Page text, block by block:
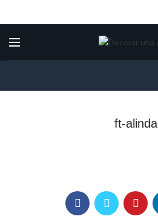
ft-alinda